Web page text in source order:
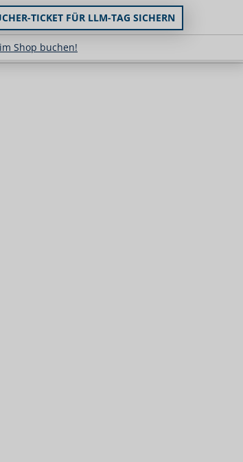
TICKET FÜR LLM-TAG SICHERN
Shop buchen!
Direkt im Shop buchen!